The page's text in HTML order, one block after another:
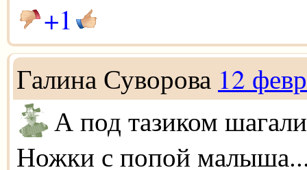
+1
Галина Суворова 12
А под тазиком шагали
Ножки с попой